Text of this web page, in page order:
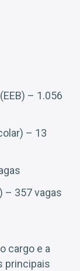
– 1.056
– 13
– 357 vagas
cargo e a
principais